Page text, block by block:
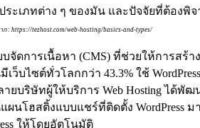
ก : https://tezhost.com/web-hosting/basics-and-types/
บจัดการเนื้อหา (CMS) ที่ช่วยให้การสร้า
เว็บไซต์ทั่วโลกกว่า 43.3% ใช้
บริษัทผู้ให้บริการ Web Hosting ได้พัฒน
ผนโฮสติ้งแบบแชร์ที่ติดตั้ง WordPress
ให้โดยอัตโนมัติ